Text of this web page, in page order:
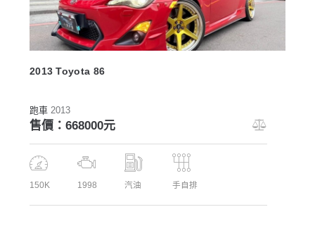
2013 Toyota 86
跑車 2013
售價：668000元
150K 1998 汽油 手自排